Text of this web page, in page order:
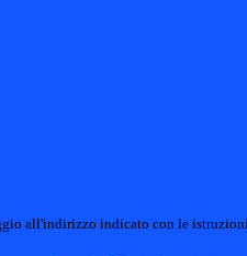
all'indirizzo indicato con le istruzioni